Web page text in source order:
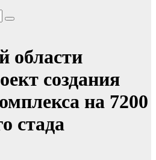
области
создания
на 7200
стада